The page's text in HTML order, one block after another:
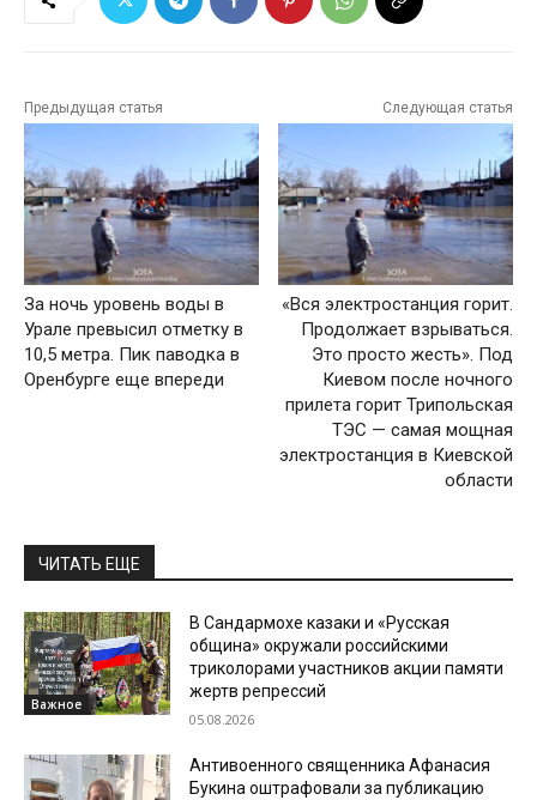
Предыдущая статья
За ночь уровень воды в
Урале превысил отметку в
10,5 метра. Пик паводка в
Оренбурге еще впереди
Следующая статья
«Вся электростанция горит.
Продолжает взрываться.
Это просто жесть». Под
Киевом после ночного
прилета горит Трипольская
ТЭС — самая мощная
электростанция в Киевской
области
ЧИТАТЬ ЕЩЕ
Важное
В Сандармохе казаки и «Русская
община» окружали российскими
триколорами участников акции памяти
жертв репрессий
05.08.2026
Антивоенного священника Афанасия
Букина оштрафовали за публикацию